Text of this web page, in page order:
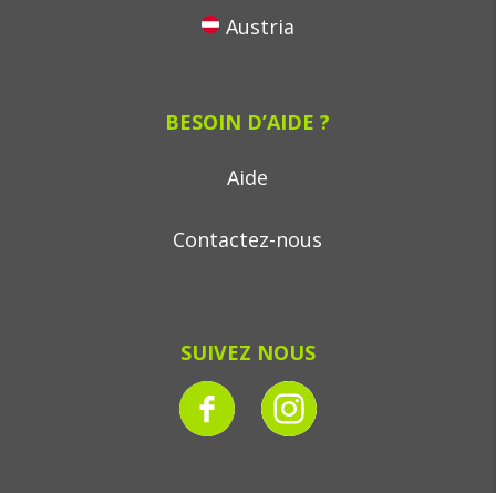
Austria
BESOIN D’AIDE ?
Aide
Contactez-nous
SUIVEZ NOUS